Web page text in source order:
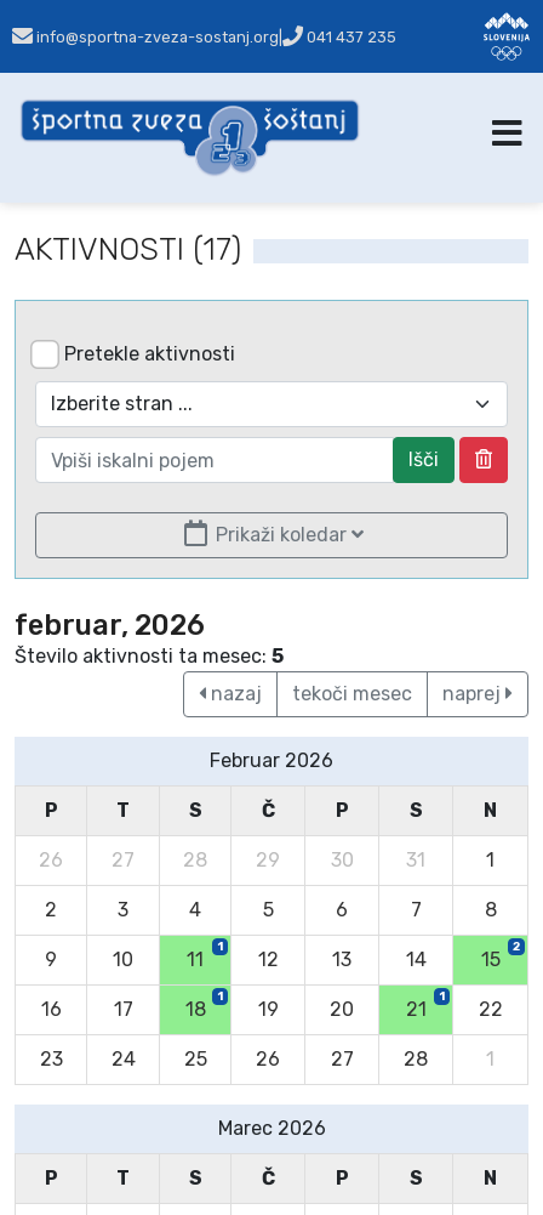
info@sportna-zveza-sostanj.org 041 437 235
AKTIVNOSTI (17)
Pretekle aktivnosti
Išči
Prikaži koledar
februar, 2026
Število aktivnosti ta mesec: 5
nazaj
tekoči mesec naprej
Februar 2026
P T S Č P S N
26 27 28 29 30 31 1
2 3 4 5 6 7 8
9 10 11
1
12 13 14 15
2
16 17 18
1
19 20 21
1
22
23 24 25 26 27 28 1
Marec 2026
P T S Č P S N